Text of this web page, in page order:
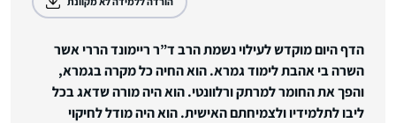
הדף היום מוקדש לעילוי נשמת הרב ד”ר ריימונד הררי אשר
השרה בי אהבת לימוד גמרא. הוא החיה כל מקרה בגמרא,
והפך את החומר למרתק ורלוונטי. הוא היה מורה שדאג בכל
ליבו לתלמידיו ולצמיחתם האישית. הוא היה מודל לחיקוי